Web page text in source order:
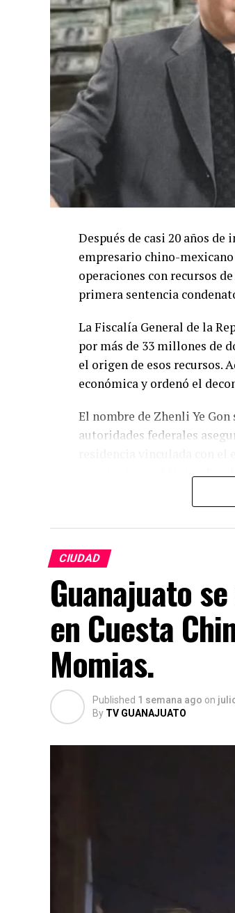
Después de casi 20 años
empresario chino-
operaciones con recursos
primera sentencia
La Fiscalía General de la
por más de 33 millones de
el origen de esos recursos.
económica y ordenó el
El nombre de Zhenli Ye
autoridades federales
registrados en México.
en Estados Unidos y
Aunque esta resolución
conforme a los recursos
avance en una
CIUDAD
Guanajuato
en Cuesta
Momias.
Published 1 semana ago on
By TV GUANAJUATO